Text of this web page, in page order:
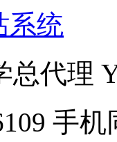
系统
总代理
手机